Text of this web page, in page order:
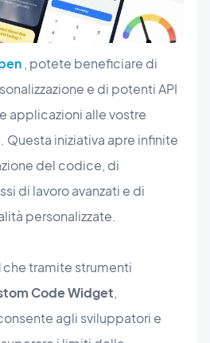
, potete beneficiare di
e di potenti API
applicazioni alle vostre
iniziativa apre infinite
del codice, di
di lavoro avanzati e di
personalizzate.
che tramite strumenti
Code Widget,
agli sviluppatori e